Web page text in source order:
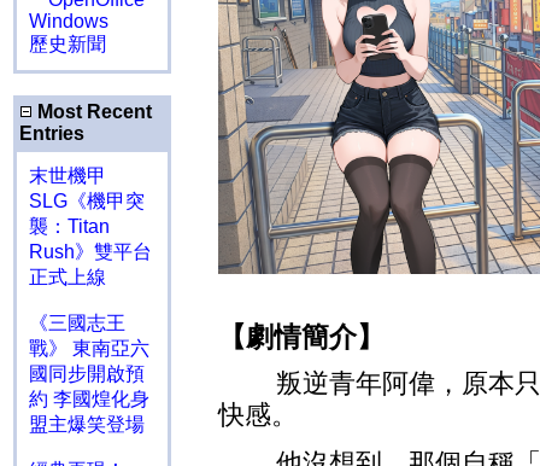
Windows
歷史新聞
Most Recent
Entries
末世機甲
SLG《機甲突
襲：Titan
Rush》雙平台
正式上線
《三國志王
戰》 東南亞六
國同步開啟預
約 李國煌化身
盟主爆笑登場
【劇情簡介】
叛逆青年阿偉，原本
快感。